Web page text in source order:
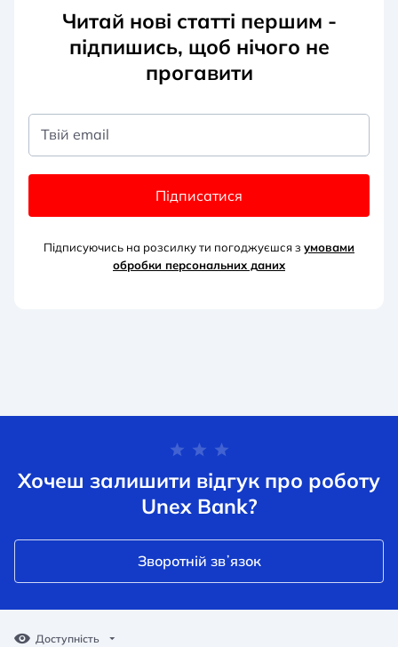
Читай нові статті першим -
підпишись, щоб нічого не
прогавити
Твій email
Підписатися
Підписуючись на розсилку ти погоджуєшся з умовами
обробки персональних даних
Хочеш залишити відгук про роботу
Unex Bank?
Зворотній звʼязок
Доступність